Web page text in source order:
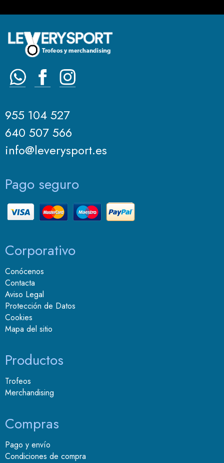
955 104 527
640 507 566
info@leverysport.es
Pago seguro
Corporativo
Conócenos
Contacta
Aviso Legal
Protección de Datos
Cookies
Mapa del sitio
Productos
Trofeos
Merchandising
Compras
Pago y envío
Condiciones de compra